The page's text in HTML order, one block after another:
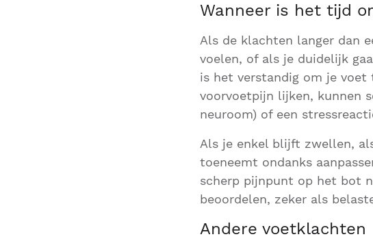
Wanneer is het tijd
Als de klachten langer dan
voelen, of als je duidelijk
is het verstandig om je voet
voorvoetpijn lijken, kunnen
neuroom) of een
Als je enkel blijft zwellen,
toeneemt ondanks
scherp pijnpunt op het bot
beoordelen, zeker als
Andere voetklachten